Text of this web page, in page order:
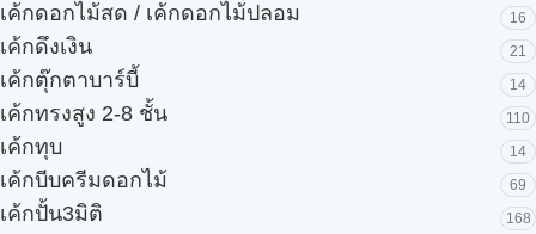
เค้กดอกไม้สด / เค้กดอกไม้ปลอม 16
เค้กดึงเงิน 21
เค้กตุ๊กตาบาร์บี้ 14
เค้กทรงสูง 2-8 ชั้น 110
เค้กทุบ 14
เค้กบีบครีมดอกไม้ 69
เค้กปั้น3มิติ 168